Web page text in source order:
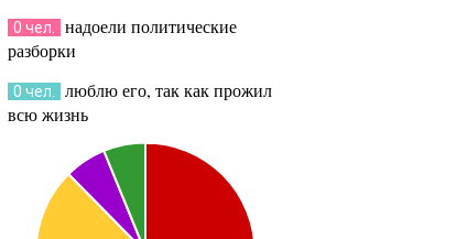
0 чел.
надоели политические
разборки
0 чел.
люблю его, так как прожил
всю жизнь